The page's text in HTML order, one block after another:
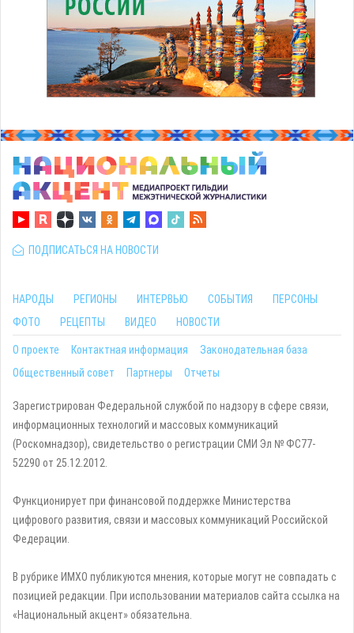
ПОДПИСАТЬСЯ НА НОВОСТИ
НАРОДЫ РЕГИОНЫ ИНТЕРВЬЮ СОБЫТИЯ
ПЕРСОНЫ
ФОТО
РЕЦЕПТЫ ВИДЕО НОВОСТИ
О проекте Контактная информация
Законодательная база
Общественный совет
Партнеры Отчеты
Зарегистрирован Федеральной службой по надзору в сфере связи,
информационных технологий и массовых коммуникаций
(Роскомнадзор), свидетельство о регистрации СМИ Эл № ФС77-
52290 от 25.12.2012.
Функционирует при финансовой поддержке Министерства
цифрового развития, связи и массовых коммуникаций Российской
Федерации.
В рубрике ИМХО публикуются мнения, которые могут не совпадать с
позицией редакции. При использовании материалов сайта ссылка на
«Национальный акцент» обязательна.